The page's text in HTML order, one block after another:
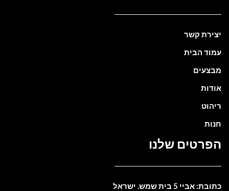
יצירת קשר
עמוד הבית
מבצעים
אודות
ריהוט
חנות
הפרטים שלנו
כתובת: אביי 5 בית שמש. ישראל